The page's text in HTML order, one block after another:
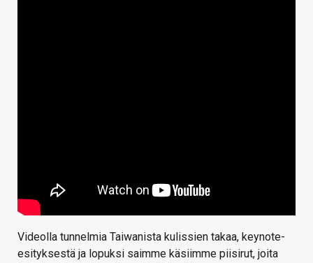
Videolla tunnelmia Taiwanista kulissien takaa, keynote-
esityksestä ja lopuksi saimme käsiimme piisirut, joita